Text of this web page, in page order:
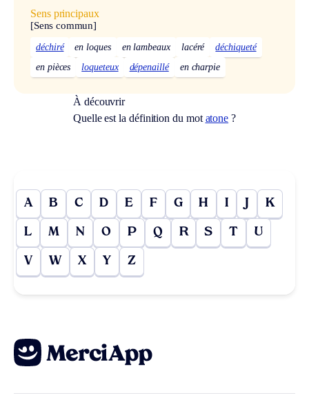
Sens principaux
[Sens commun]
déchiré en loques en lambeaux lacéré
déchiqueté
en pièces
loqueteux dépenaillé en charpie
À découvrir
Quelle est la définition du mot atone ?
A B C D E F G H I J K
L M N O P Q R S T U
V W X Y Z